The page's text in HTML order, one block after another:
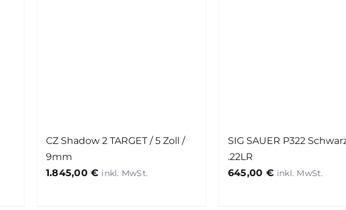
CZ Shadow 2 TARGET / 5 Zoll /
9mm
1.845,00€
SIG SAUER P322
.22LR
645,00 €